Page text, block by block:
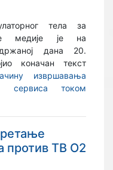
тела за
медије је на
дана 20.
коначан текст
извршавања
сервиса током
против ТВ О2